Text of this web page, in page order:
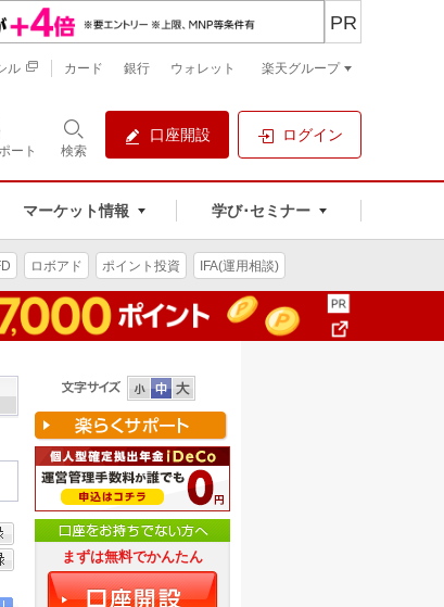
ート 検索
口座開設 ログイン
マーケット情報 学び･セミナー
PR
ル カード 銀行 ウォレット 楽天グループ
ロボアド ポイント投資 IFA(運用相談)
まずは無料でかんたん